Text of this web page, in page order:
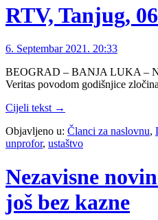
RTV, Tanjug,
6. Septembar 2021. 20:33
BEOGRAD – BANJA LUKA – Ni
Veritas povodom godišnjice
Cijeli tekst →
Objavljeno u: Članci za naslovnu,
unprofor, ustaštvo
Nezavisne
još bez kazne